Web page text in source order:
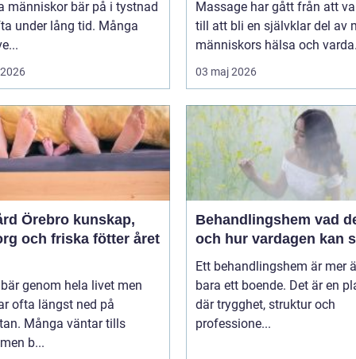
människor bär på i tystnad
under lång tid. Många
Massage har gått från att
till att bli en självklar del av
människors hälsa och
03 maj 2026
kunskap,
och friska fötter året
genom hela livet men
ofta längst ned på
Många väntar tills
b...
Behandlingshem vad det är
och hur vardagen kan
Ett behandlingshem är mer
bara ett boende. Det är en
där trygghet, struktur och
professione...